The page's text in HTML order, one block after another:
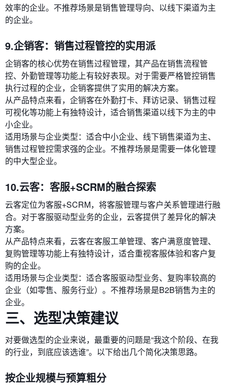
效率的企业。不推荐场景是销售管理导向、以线下渠道为主
的企业。
9.企销客：销售过程管控的实用派
企销客的核心优势在销售过程管理，其产品在销售流程管
控、外勤管理等功能上有较好表现。对于需要严格管控销售
执行过程的企业，企销客提供了实用的解决方案。
从产品特点来看，企销客在外勤打卡、拜访记录、销售过程
可视化等功能上有独特设计，适合销售渠道以线下为主的中
小企业。
适用场景与企业类型：适合中小企业、线下销售渠道为主、
销售过程管控需求强的企业。不推荐场景是需要一体化管理
的中大型企业。
10.云客：客服+SCRM的融合探索
云客定位为客服+SCRM，将客服管理与客户关系管理进行融
合。对于客服驱动型业务的企业，云客提供了差异化的解决
方案。
从产品特点来看，云客在客服工单管理、客户满意度管理、
复购管理等功能上有独特设计，适合重视客服体验和客户复
购的企业。
适用场景与企业类型：适合客服驱动型业务、复购率较高的
企业（如零售、服务行业）。不推荐场景是B2B销售为主的
企业。
三、选型决策建议
对要做选型的企业来说，最重要的问题是“我这个阶段、在我
的行业，到底应该选谁”。以下给出几个简化决策思路。
按企业规模与预算粗分